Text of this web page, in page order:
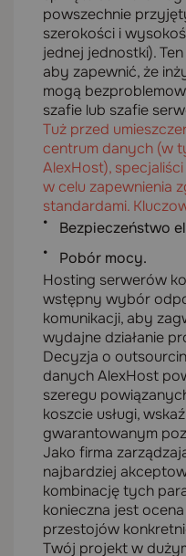
powszechnie
szerokości i
jednej jednostki).
aby zapewnić, że
mogą
szafie lub szafie
Tuż przed
centrum danych (w
AlexHost),
w celu zapewnienia
standardami.
Bezpieczeństwo
Pobór mocy.
Hosting serwerów
wstępny wybór
komunikacji, aby
wydajne działanie
Decyzja o
danych AlexHost
szeregu
koszcie usługi,
gwarantowanym
Jako firma
najbardziej
kombinację tych
konieczna jest
przestojów
Twój projekt w